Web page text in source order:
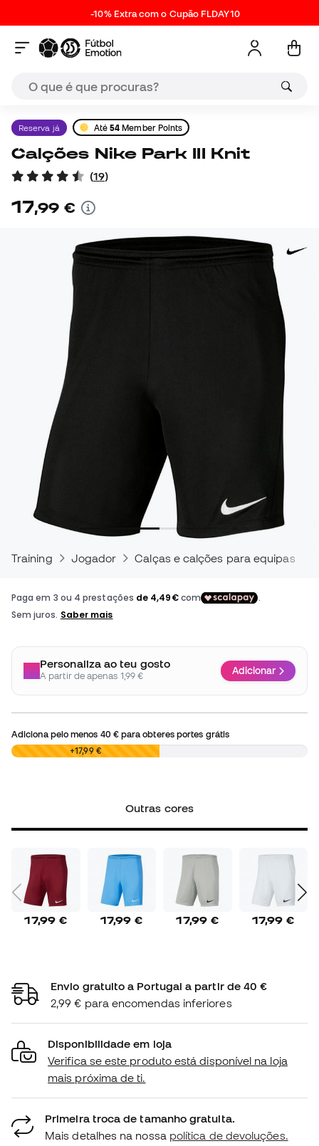
-10% Extra com o Cupão FLDAY10
Reserva já Até54 Member Points
Calções Nike Park III Knit
(19)
17,99 €
Training Jogador Calças e calções para equipas de
Personaliza ao teu gosto
A partir de apenas 1,99 € Adicionar
Adiciona pelo menos 40 €para obteres portes grátis
0,00 € +17,99 €
Outras cores
17,99 € 17,99 € 17,99 € 17,99 €
Envio gratuito a Portugal a partir de 40 €
2,99 € para encomendas inferiores
Disponibilidade em loja
Verifica se este produto está disponível na loja
mais próxima de ti.
Primeira troca de tamanho gratuita.
Mais detalhes na nossa política de devoluções.